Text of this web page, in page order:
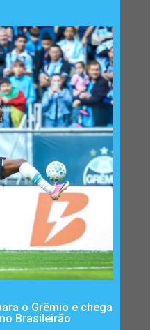
o Grêmio e chega
Brasileirão